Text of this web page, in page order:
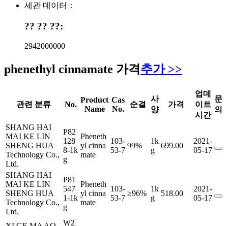
세관 데이터：
?? ?? ??:
2942000000
phenethyl cinnamate 가격추가 >>
관련 분류 No.
Product
Name
Cas
No.
순결
사
양
가격
업데
이트
시간
문
의
SHANG HAI
MAI KE LIN
SHENG HUA
Technology Co.,
Ltd.
P82
128
8-1k
g
Pheneth
yl cinna
mate
103-
53-7
99%
1k
g
699.00
2021-
05-17
SHANG HAI
MAI KE LIN
SHENG HUA
Technology Co.,
Ltd.
P81
547
1-1k
g
Pheneth
yl cinna
mate
103-
53-7
≥96%
1k
g
518.00
2021-
05-17
W2